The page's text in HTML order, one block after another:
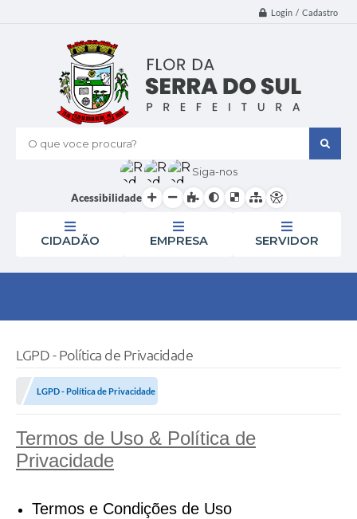
Login / Cadastro
O que voce procura?
Siga-nos
Acessibilidade
CIDADÃO EMPRESA SERVIDOR
LGPD - Política de Privacidade
LGPD - Política de Privacidade
Termos de Uso & Política de
Privacidade
Termos e Condições de Uso